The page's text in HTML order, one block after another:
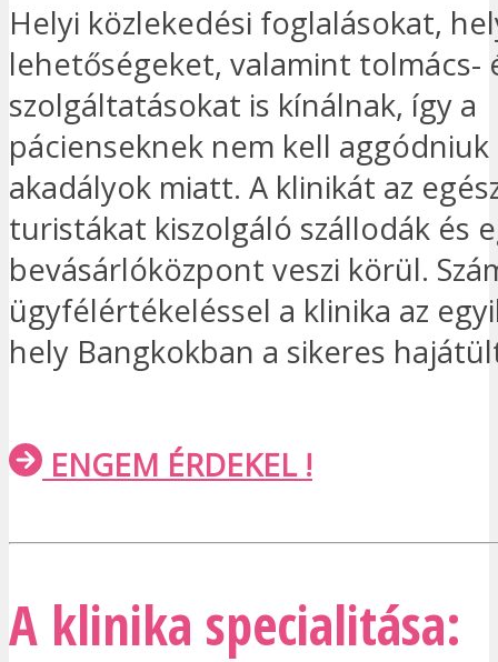
Helyi közlekedési foglalásokat,
lehetőségeket, valamint tolmács-
szolgáltatásokat is kínálnak, így a
pácienseknek nem kell aggódniuk
akadályok miatt. A klinikát az
turistákat kiszolgáló szállodák és
bevásárlóközpont veszi körül.
ügyfélértékeléssel a klinika az
hely Bangkokban a sikeres
ENGEM ÉRDEKEL !
A klinika specialitása: